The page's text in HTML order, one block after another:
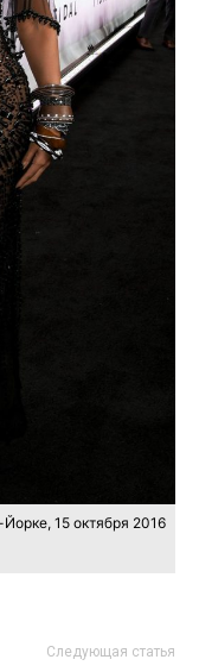
15 октября 2016
Следующая статья